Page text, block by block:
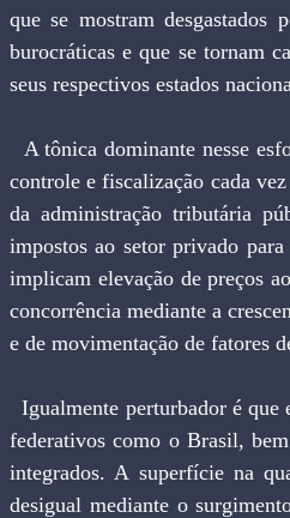
que se mostram desgastados
burocráticas e que se tornam
seus respectivos estados
controle e fiscalização cada
da administração tributária
impostos ao setor privado
implicam elevação de preços
concorrência mediante a
e de movimentação de fatores
  Igualmente perturbador é que essas tendências se acham presentes com maior intensidade em países
federativos como o Brasil,
integrados. A superfície na
desigual mediante o